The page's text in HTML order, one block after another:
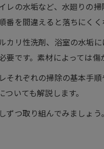
レの水垢など、水廻りの
番を間違えると落ちにくく
カリ性洗剤、浴室の水垢
要です。素材によっては
それぞれの掃除の基本手
いても解説します。
ずつ取り組んでみましょう